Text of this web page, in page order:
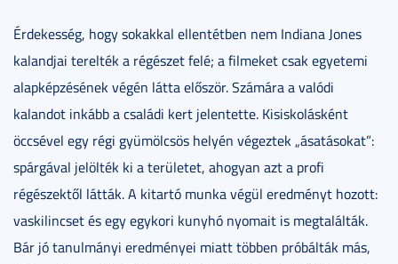
Érdekesség, hogy sokakkal ellentétben nem Indiana Jones
kalandjai terelték a régészet felé; a filmeket csak egyetemi
alapképzésének végén látta először. Számára a valódi
kalandot inkább a családi kert jelentette. Kisiskolásként
öccsével egy régi gyümölcsös helyén végeztek „ásatásokat”:
spárgával jelölték ki a területet, ahogyan azt a profi
régészektől látták. A kitartó munka végül eredményt hozott:
vaskilincset és egy egykori kunyhó nyomait is megtalálták.
Bár jó tanulmányi eredményei miatt többen próbálták más,